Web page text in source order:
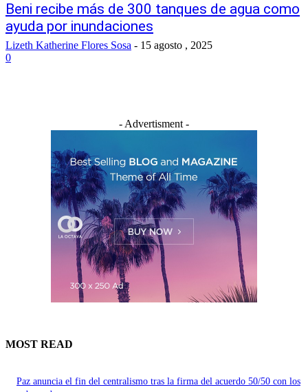
Beni recibe más de 300 tanques de agua como
ayuda por inundaciones
Lizeth Katherine Flores Sosa - 15 agosto , 2025
0
- Advertisment -
MOST READ
Paz anuncia el fin del centralismo tras la firma del acuerdo 50/50 con los